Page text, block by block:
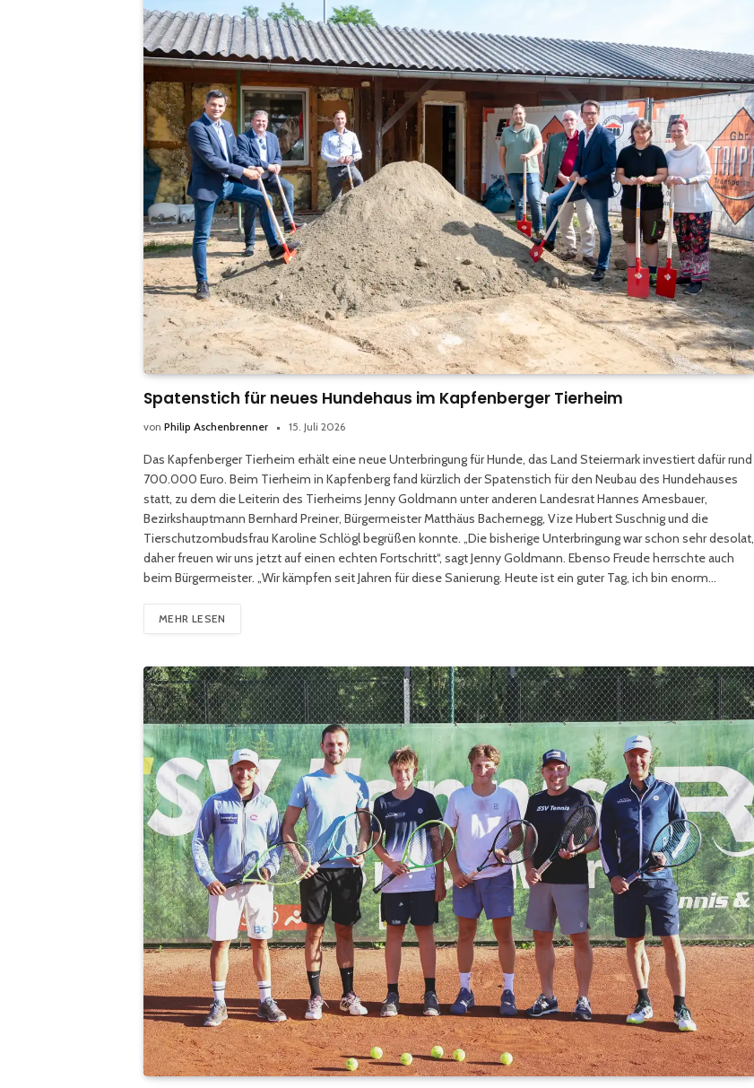
Spatenstich für neues Hundehaus im Kapfenberger Tierheim
von Philip Aschenbrenner 15. Juli 2026
Das Kapfenberger Tierheim erhält eine neue Unterbringung für Hunde, das Land Steiermark investiert dafür rund
700.000 Euro. Beim Tierheim in Kapfenberg fand kürzlich der Spatenstich für den Neubau des Hundehauses
statt, zu dem die Leiterin des Tierheims Jenny Goldmann unter anderen Landesrat Hannes Amesbauer,
Bezirkshauptmann Bernhard Preiner, Bürgermeister Matthäus Bachernegg, Vize Hubert Suschnig und die
Tierschutzombudsfrau Karoline Schlögl begrüßen konnte. „Die bisherige Unterbringung war schon sehr desolat,
daher freuen wir uns jetzt auf einen echten Fortschritt“, sagt Jenny Goldmann. Ebenso Freude herrschte auch
beim Bürgermeister. „Wir kämpfen seit Jahren für diese Sanierung. Heute ist ein guter Tag, ich bin enorm…
MEHR LESEN